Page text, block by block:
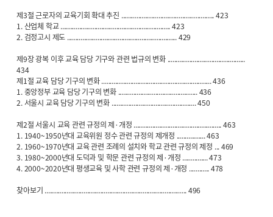
제3절 근로자의 교육기회 확대 추진 ....................................................... 423
1. 산업체 학교 ................................................................. 423
2. 검정고시 제도 ................................................................. 429
제9장 광복 이후 교육 담당 기구와 관련 법규의 변화 ..............................................
434
제1절 교육 담당 기구의 변화 ................................................................. 436
1. 중앙정부 교육 담당 기구의 변화 ............................................... 436
2. 서울시 교육 담당 기구의 변화 .................................................. 450
제2절 서울시 교육 관련 규정의 제·개정 .................................................... 463
1. 1940~1950년대 교육위원 정수 관련 규정의 제개정 ................. 463
2. 1960~1970년대 교육 관련 조례의 설치와 학교 관련 규정의 제정 ... 469
3. 1980~2000년대 도덕과 및 학문 관련 규정의 제·개정 ............... 473
4. 2000~2020년대 평생교육 및 사학 관련 규정의 제·개정 ............ 478
찾아보기 .................................................................................... 496